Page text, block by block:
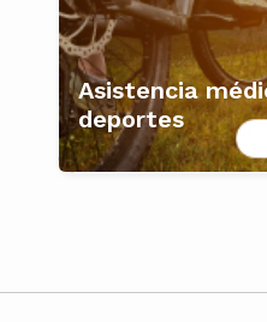
Asistencia
deportes